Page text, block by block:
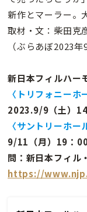
新作とマーラー。
取材・文：柴田克
（ぶらあぼ2023年
新日本フィルハー
〈トリフォニーホ
2023.9/9（土）
〈サントリーホー
9/11（月）19：
問：新日本フィ
https://